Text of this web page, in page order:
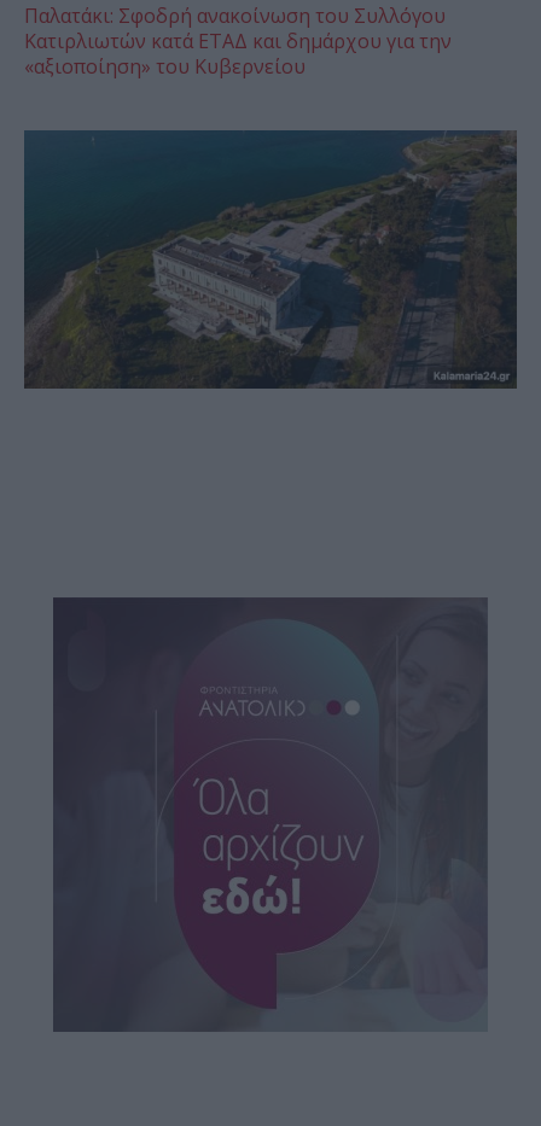
Παλατάκι: Σφοδρή ανακοίνωση του Συλλόγου
Κατιρλιωτών κατά ΕΤΑΔ και δημάρχου για την
«αξιοποίηση» του Κυβερνείου